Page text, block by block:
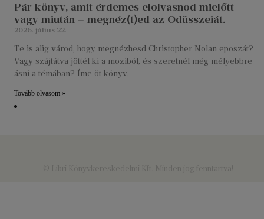
Pár könyv, amit érdemes elolvasnod mielőtt –
vagy miután – megnéz(t)ed az Odüsszeiát.
2026. július 22.
Te is alig várod, hogy megnézhesd Christopher Nolan eposzát?
Vagy szájtátva jöttél ki a moziból, és szeretnél még mélyebbre
ásni a témában? Íme öt könyv,
Tovább olvasom »